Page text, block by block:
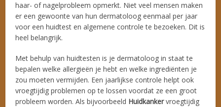
haar- of nagelprobleem opmerkt. Niet veel mensen maken
er een gewoonte van hun dermatoloog eenmaal per jaar
voor een huidtest en algemene controle te bezoeken. Dit is
heel belangrijk.
Met behulp van huidtesten is je dermatoloog in staat te
bepalen welke allergieën je hebt en welke ingrediënten je
zou moeten vermijden. Een jaarlijkse controle helpt ook
vroegtijdig problemen op te lossen voordat ze een groot
probleem worden. Als bijvoorbeeld Huidkankervroegtijdig